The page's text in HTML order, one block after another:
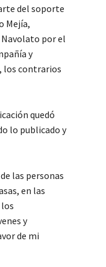
del soporte
Mejía,
por el
y
los contrarios
quedó
lo publicado y
las personas
en las
y
de mi